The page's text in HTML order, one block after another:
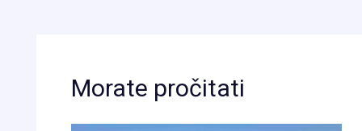
Morate pročitati